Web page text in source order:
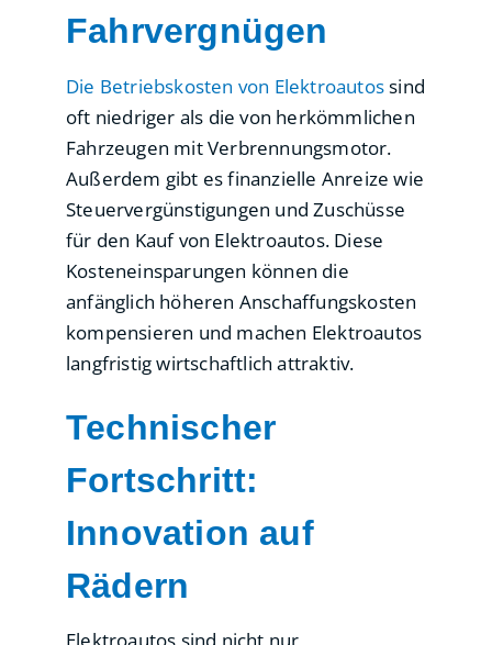
Fahrvergnügen
Die Betriebskosten von Elektroautossind
oft niedriger als die von herkömmlichen
Fahrzeugen mit Verbrennungsmotor.
Außerdem gibt es finanzielle Anreize wie
Steuervergünstigungen und Zuschüsse
für den Kauf von Elektroautos. Diese
Kosteneinsparungen können die
anfänglich höheren Anschaffungskosten
kompensieren und machen Elektroautos
langfristig wirtschaftlich attraktiv.
Technischer
Fortschritt:
Innovation auf
Rädern